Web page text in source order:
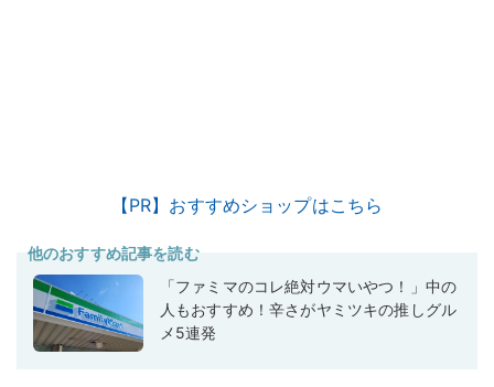
【PR】おすすめショップはこちら
他のおすすめ記事を読む
「ファミマのコレ絶対ウマいやつ！」中の
人もおすすめ！辛さがヤミツキの推しグル
メ5連発